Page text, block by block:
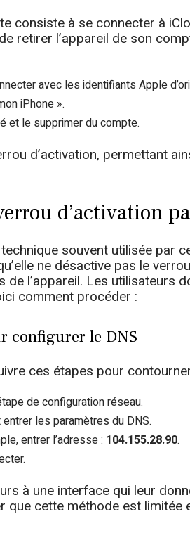
consiste à se connecter à
retirer l’appareil de son
avec les identifiants Apple
iPhone ».
et le supprimer du compte.
d’activation, permettant
d’activation
souvent utilisée par
ne désactive pas le
de l’appareil. Les utilisateurs
comment procéder :
configurer le DNS
ces étapes pour
de configuration réseau.
les paramètres du DNS.
entrer l’adresse : 104.155.28.90.
à une interface qui leur
que cette méthode est